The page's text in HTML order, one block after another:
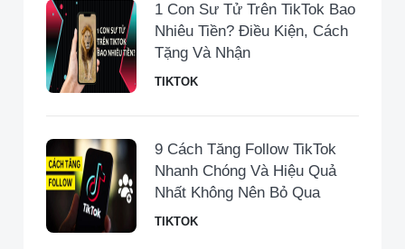
1 Con Sư Tử Trên TikTok Bao
Nhiêu Tiền​? Điều Kiện, Cách
Tặng Và Nhận
TIKTOK
9 Cách Tăng Follow TikTok
Nhanh Chóng Và Hiệu Quả
Nhất Không Nên Bỏ Qua
TIKTOK